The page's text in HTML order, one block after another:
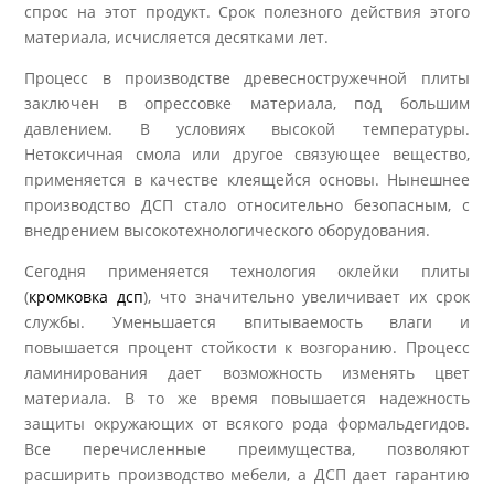
спрос на этот продукт. Срок полезного действия этого
материала, исчисляется десятками лет.
Процесс в производстве древесностружечной плиты
заключен в опрессовке материала, под большим
давлением. В условиях высокой температуры.
Нетоксичная смола или другое связующее вещество,
применяется в качестве клеящейся основы. Нынешнее
производство ДСП стало относительно безопасным, с
внедрением высокотехнологического оборудования.
Сегодня применяется технология оклейки плиты
(кромковка дсп), что значительно увеличивает их срок
службы. Уменьшается впитываемость влаги и
повышается процент стойкости к возгоранию. Процесс
ламинирования дает возможность изменять цвет
материала. В то же время повышается надежность
защиты окружающих от всякого рода формальдегидов.
Все перечисленные преимущества, позволяют
расширить производство мебели, а ДСП дает гарантию